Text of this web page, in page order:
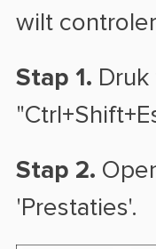
wilt
Stap 1.
Stap 2.
'Prestaties'.